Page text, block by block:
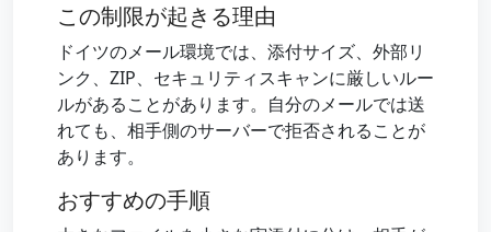
この制限が起きる理由
ドイツのメール環境では、添付サイズ、外部リ
ンク、ZIP、セキュリティスキャンに厳しいルー
ルがあることがあります。自分のメールでは送
れても、相手側のサーバーで拒否されることが
あります。
おすすめの手順